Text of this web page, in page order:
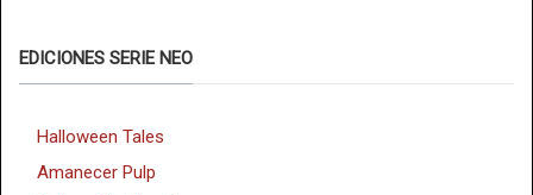
EDICIONES SERIE NEO
Halloween Tales
Amanecer Pulp